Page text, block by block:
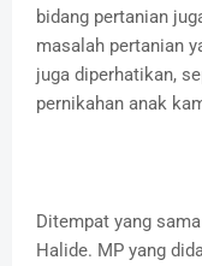
bidang pertanian
masalah pertanian
juga diperhatikan,
pernikahan anak
Ditempat yang
Halide. MP yang